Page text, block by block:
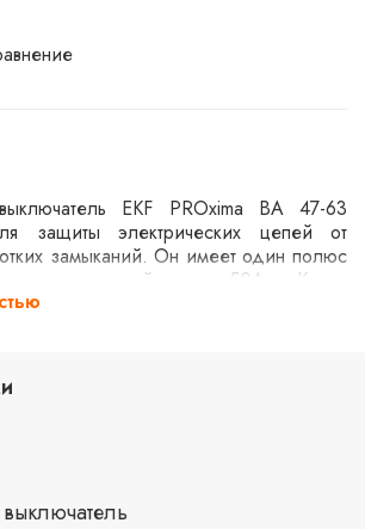
EKF PROxima ВА 47-63
защиты электрических цепей от
замыканий. Он имеет один полюс
номинальный ток 50А. Класс
обеспечивает стандартное время
и коммерческих установках.